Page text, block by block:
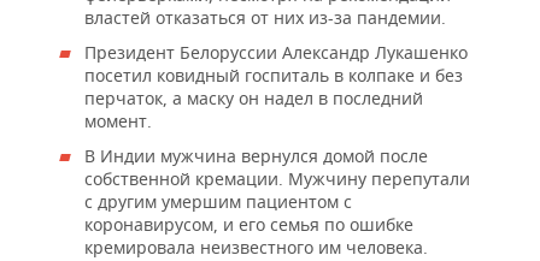
властей отказаться от них из-за пандемии.
Президент Белоруссии Александр Лукашенко
посетил ковидный госпиталь в колпаке и без
перчаток, а маску он надел в последний
момент.
В Индии мужчина вернулся домой после
собственной кремации. Мужчину перепутали
с другим умершим пациентом с
коронавирусом, и его семья по ошибке
кремировала неизвестного им человека.